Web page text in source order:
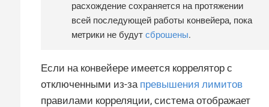
расхождение сохраняется на протяжении
всей последующей работы конвейера, пока
метрики не будут сброшены.
Если на конвейере имеется коррелятор с
отключенными из-за превышения лимитов
правилами корреляции, система отображает